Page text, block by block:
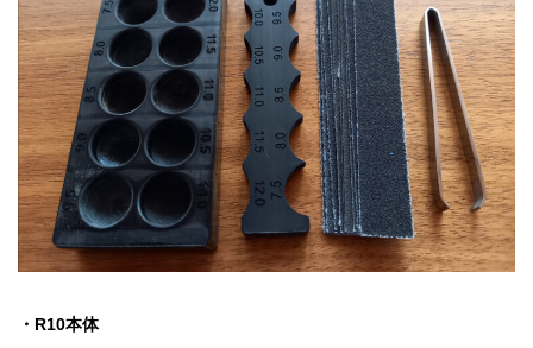
・R10本体